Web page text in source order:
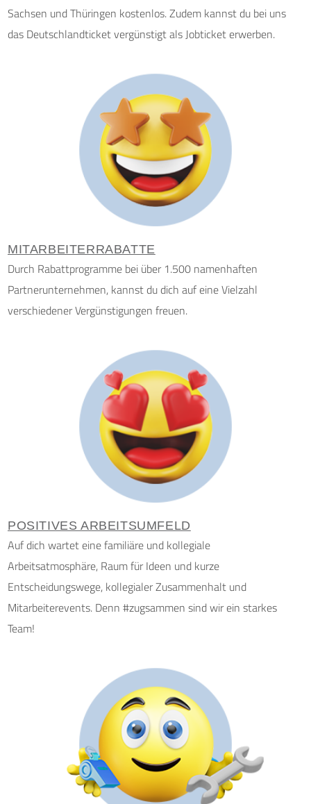
Sachsen und Thüringen kostenlos. Zudem kannst du bei uns
das Deutschlandticket vergünstigt als Jobticket erwerben.
MITARBEITERRABATTE
Durch Rabattprogramme bei über 1.500 namenhaften
Partnerunternehmen, kannst du dich auf eine Vielzahl
verschiedener Vergünstigungen freuen.
POSITIVES ARBEITSUMFELD
Auf dich wartet eine familiäre und kollegiale
Arbeitsatmosphäre, Raum für Ideen und kurze
Entscheidungswege, kollegialer Zusammenhalt und
Mitarbeiterevents. Denn #zugsammen sind wir ein starkes
Team!